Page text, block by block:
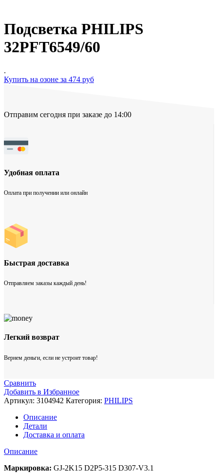
Подсветка PHILIPS
32PFT6549/60
.
Купить на озоне за 474 руб
Отправим сегодня при заказе до 14:00
Удобная оплата
Оплата при получении или онлайн
Быстрая доставка
Отправляем заказы каждый день!
Легкий возврат
Вернем деньги, если не устроит товар!
Сравнить
Добавить в Избранное
Артикул: 3104942 Категория: PHILIPS
Описание
Детали
Доставка и оплата
Описание
Маркировка: GJ-2K15 D2P5-315 D307-V3.1